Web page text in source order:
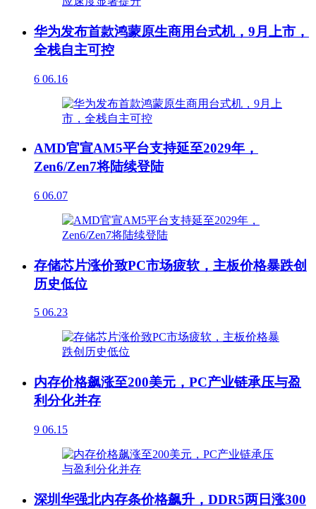
华为发布首款鸿蒙原生商用台式机，9月上市，
全栈自主可控
6 06.16
AMD官宣AM5平台支持延至2029年，
Zen6/Zen7将陆续登陆
6 06.07
存储芯片涨价致PC市场疲软，主板价格暴跌创
历史低位
5 06.23
内存价格飙涨至200美元，PC产业链承压与盈
利分化并存
9 06.15
深圳华强北内存条价格飙升，DDR5两日涨300